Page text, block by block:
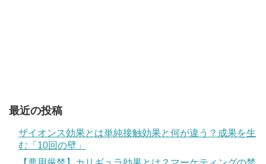
最近の投稿
ザイオンス効果とは単純接触効果と何が違う？成果を生
む「10回の壁」